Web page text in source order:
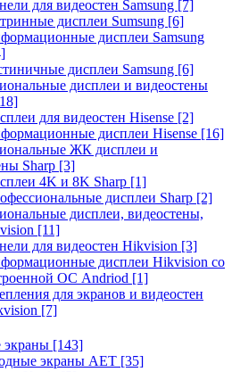
для видеостен Samsung [7]
дисплеи Sumsung [6]
дисплеи Samsung
дисплеи Samsung [6]
дисплеи и видеостены
для видеостен Hisense [2]
дисплеи Hisense [16]
ЖК дисплеи и
Sharp [3]
4K и 8K Sharp [1]
дисплеи Sharp [2]
дисплеи, видеостены,
[11]
для видеостен Hikvision [3]
дисплеи Hikvision со
ОС Andriod [1]
для экранов и видеостен
[7]
экраны [143]
экраны AET [35]